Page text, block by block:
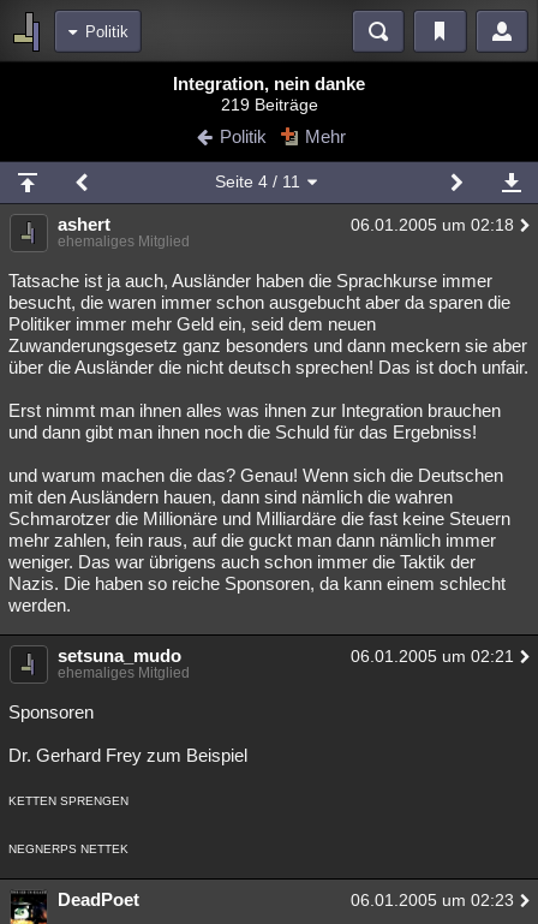
Politik
Blogs Videos
Chat Wiki Neuigkeiten
meine Rubriken
Menschen Mystery Kriminalfälle
Spiritualität Verschwörungen Technologie Ufologie
Natur Umfragen Unterhaltung
weitere Rubriken
Astronomie Helpdesk Gruppen Gaming Filme
Musik Clash Verbesserungen Allmystery English
Übersichten
Besucht Teilgenommen Alle Neue Geschlossen
Lesenswert
Integration, nein danke
219 Beiträge
Politik Mehr
Seite4 / 11
ashert 06.01.2005 um 02:18
ehemaliges Mitglied
Tatsache ist ja auch, Ausländer haben die Sprachkurse immer
besucht, die waren immer schon ausgebucht aber da sparen die
Politiker immer mehr Geld ein, seid dem neuen
Zuwanderungsgesetz ganz besonders und dann meckern sie aber
über die Ausländer die nicht deutsch sprechen! Das ist doch unfair.
Erst nimmt man ihnen alles was ihnen zur Integration brauchen
und dann gibt man ihnen noch die Schuld für das Ergebniss!
und warum machen die das? Genau! Wenn sich die Deutschen
mit den Ausländern hauen, dann sind nämlich die wahren
Schmarotzer die Millionäre und Milliardäre die fast keine Steuern
mehr zahlen, fein raus, auf die guckt man dann nämlich immer
weniger. Das war übrigens auch schon immer die Taktik der
Nazis. Die haben so reiche Sponsoren, da kann einem schlecht
werden.
setsuna_mudo 06.01.2005 um 02:21
ehemaliges Mitglied
Sponsoren
Dr. Gerhard Frey zum Beispiel
KETTEN SPRENGEN
NEGNERPS NETTEK
DeadPoet 06.01.2005 um 02:23